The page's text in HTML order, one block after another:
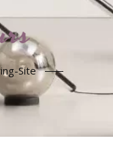
Site